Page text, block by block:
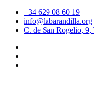
+34 629 08 60 19
info@labarandilla.org
C. de San Rogelio, 9,